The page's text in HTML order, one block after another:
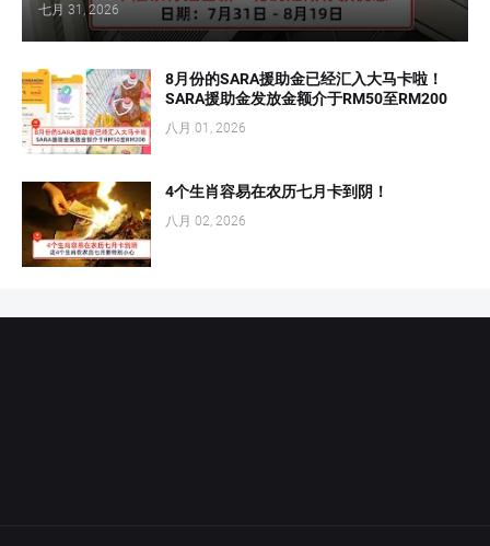
七月 31, 2026
8月份的SARA援助金已经汇入大马卡啦！
SARA援助金发放金额介于RM50至RM200
八月 01, 2026
4个生肖容易在农历七月卡到阴！
八月 02, 2026